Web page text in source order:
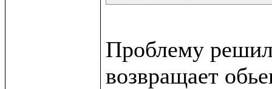
Проблему
возвращает